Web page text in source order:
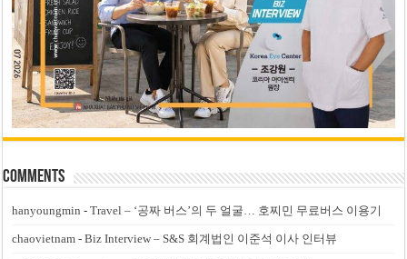
Comments
hanyoungmin -Travel – ‘공짜 버스’의 두 얼굴… 호찌민 무료버스 이용기
chaovietnam -Biz Interview – S&S 회계법인 이준석 이사 인터뷰